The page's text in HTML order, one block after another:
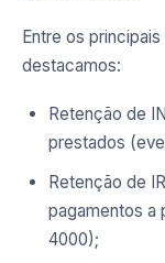
Entre os
destacamos:
Retenção de
prestados
Retenção de
pagamentos a
4000);